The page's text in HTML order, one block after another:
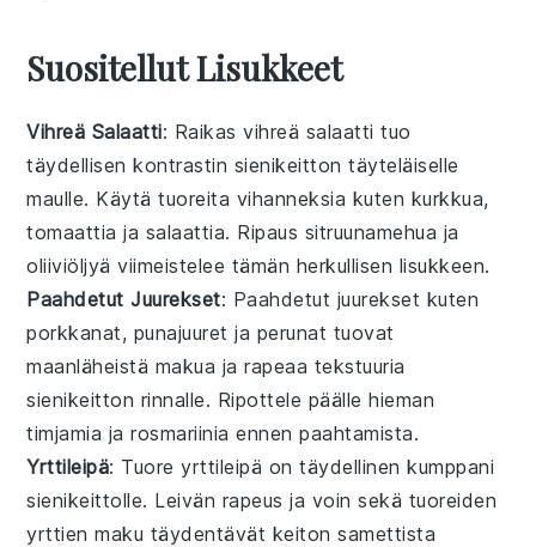
Suositellut Lisukkeet
Vihreä Salaatti: Raikasvihreä salaatti tuo
täydellisen kontrastin sienikeitton täyteläiselle
maulle. Käytätuoreita vihanneksia kuten kurkkua,
tomaattia ja salaattia. Ripaus sitruunamehua ja
oliiviöljyä viimeistelee tämän herkullisen lisukkeen.
Paahdetut Juurekset: Paahdetut juurekset kuten
porkkanat, punajuuret ja perunat tuovat
maanläheistä makua jarapeaa tekstuuria
sienikeitton rinnalle. Ripottele päälle hieman
timjamia jarosmariinia ennen paahtamista.
Yrttileipä: Tuoreyrttileipä on täydellinenkumppani
sienikeittolle. Leivän rapeus ja voin sekä tuoreiden
yrttien maku täydentävät keitonsamettista